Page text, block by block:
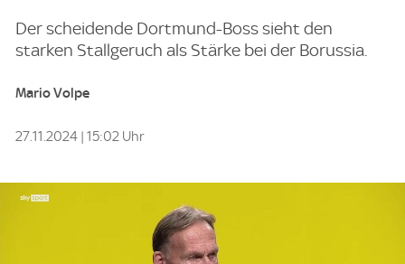
Der scheidende Dortmund-Boss sieht den
starken Stallgeruch als Stärke bei der Borussia.
Mario Volpe
27.11.2024 | 15:02 Uhr